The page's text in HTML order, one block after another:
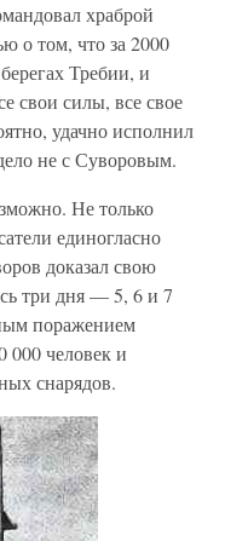
храброй
о том, что за 2000
Требии, и
свои силы, все свое
удачно исполнил
не с Суворовым.
Не только
единогласно
доказал свою
три дня — 5, 6 и 7
поражением
000 человек и
снарядов.